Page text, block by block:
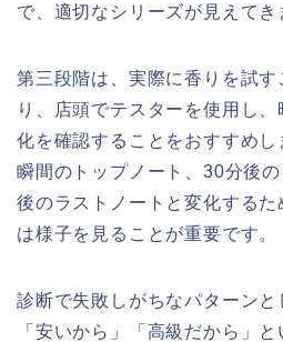
で、適切なシリーズが見えてき
第三段階は、実際に香りを試
り、店頭でテスターを使用し
化を確認することをおすすめし
瞬間のトップノート、30分後
後のラストノートと変化する
は様子を見ることが重要です。
診断で失敗しがちなパターンと
「安いから」「高級だから」